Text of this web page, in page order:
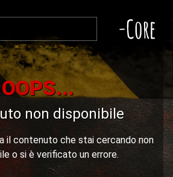
-Core
OOPS...
non disponibile
il contenuto che stai cercando non
o si è verificato un errore.